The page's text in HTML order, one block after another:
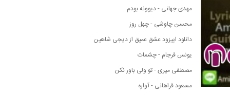
مهدی جهانی - دیوونه بودم
محسن چاوشی - چهل روز
دانلود اپیزود عشق عمیق از دیجی شاهین
یونس فرجام - چشمات
مصطفی میری - تو ولی باور نکن
مسعود فراهانی - آواره